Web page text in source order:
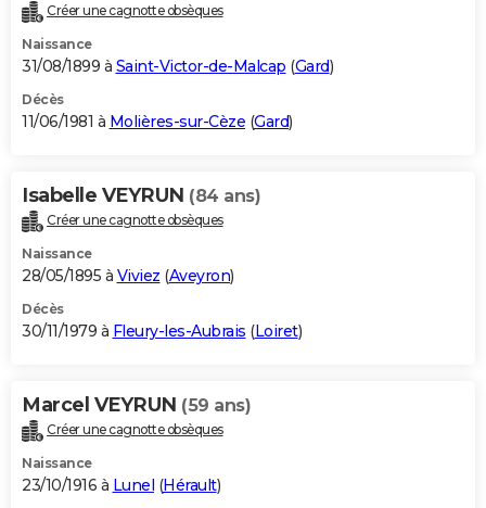
Créer une cagnotte obsèques
Naissance
31/08/1899 à Saint-Victor-de-Malcap (Gard)
Décès
11/06/1981 à Molières-sur-Cèze (Gard)
Isabelle VEYRUN (84 ans)
Créer une cagnotte obsèques
Naissance
28/05/1895 à Viviez (Aveyron)
Décès
30/11/1979 à Fleury-les-Aubrais (Loiret)
Marcel VEYRUN (59 ans)
Créer une cagnotte obsèques
Naissance
23/10/1916 à Lunel (Hérault)